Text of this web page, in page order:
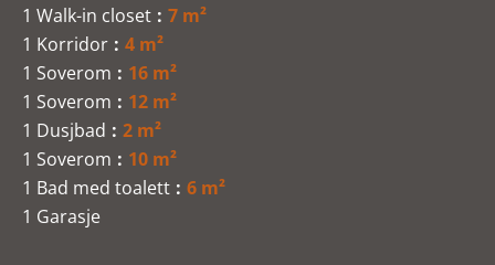
1 Walk-in closet
7 m²
1 Korridor
4 m²
1 Soverom
16 m²
1 Soverom
12 m²
1 Dusjbad
2 m²
1 Soverom
10 m²
1 Bad med toalett
6 m²
1 Garasje